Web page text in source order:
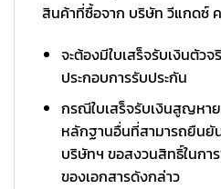
สินค้าที่ซื้อจาก บริษัท วีแกดซ์
จะต้องมีใบเสร็จรับเงินตัว
ประกอบการรับประกัน
กรณีใบเสร็จรับเงินสูญหาย
หลักฐานอื่นที่สามารถยืนยั
บริษัทฯ ขอสงวนสิทธิ์ในกา
ของเอกสารดังกล่าว